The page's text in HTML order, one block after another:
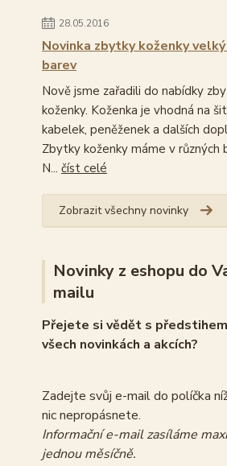
28.05.2016
Novinka zbytky koženky
barev
Nově jsme zařadili do nabídky
koženky. Koženka je vhodná na
kabelek, peněženek a dalších
Zbytky koženky máme v různých
N... číst celé
Zobrazit všechny novinky
Novinky z eshopu do
mailu
Přejete si vědět s
všech novinkách a akcích?
Zadejte svůj e-mail do políčka
nic nepropásnete.
Informační e-mail zasíláme
jednou měsíčně.